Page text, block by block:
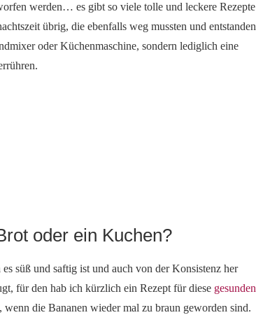
werden… es gibt so viele tolle und leckere Rezepte
übrig, die ebenfalls weg mussten und entstanden
oder Küchenmaschine, sondern lediglich eine
oder ein Kuchen?
süß und saftig ist und auch von der Konsistenz her
für den hab ich kürzlich ein Rezept für diese gesunden
wenn die Bananen wieder mal zu braun geworden sind.